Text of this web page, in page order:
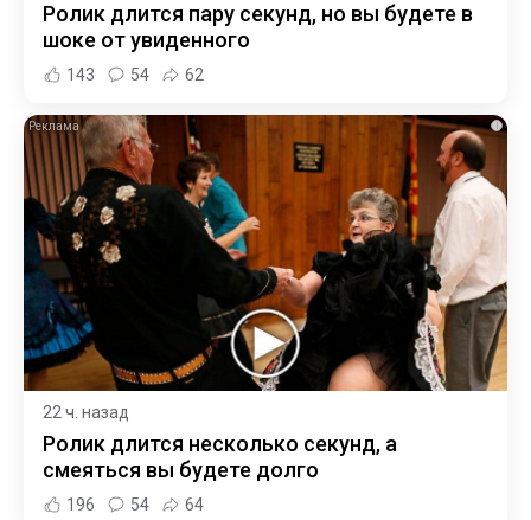
Ролик длится пару секунд, но вы будете в
шоке от увиденного
143 54 62
i
22 ч. назад
Ролик длится несколько секунд, а
смеяться вы будете долго
196 54 64